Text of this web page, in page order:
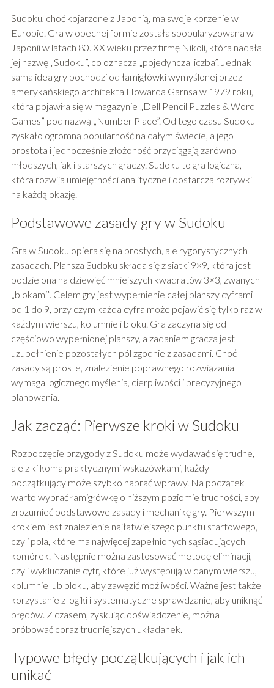
Sudoku, choć kojarzone z Japonią, ma swoje korzenie w
Europie. Gra w obecnej formie została spopularyzowana w
Japonii w latach 80. XX wieku przez firmę Nikoli, która nadała
jej nazwę „Sudoku”, co oznacza „pojedyncza liczba”. Jednak
sama idea gry pochodzi od łamigłówki wymyślonej przez
amerykańskiego architekta Howarda Garnsa w 1979 roku,
która pojawiła się w magazynie „Dell Pencil Puzzles & Word
Games” pod nazwą „Number Place”. Od tego czasu Sudoku
zyskało ogromną popularność na całym świecie, a jego
prostota i jednocześnie złożoność przyciągają zarówno
młodszych, jak i starszych graczy. Sudoku to gra logiczna,
która rozwija umiejętności analityczne i dostarcza rozrywki
na każdą okazję.
Podstawowe zasady gry w Sudoku
Gra w Sudoku opiera się na prostych, ale rygorystycznych
zasadach. Plansza Sudoku składa się z siatki 9×9, która jest
podzielona na dziewięć mniejszych kwadratów 3×3, zwanych
„blokami”. Celem gry jest wypełnienie całej planszy cyframi
od 1 do 9, przy czym każda cyfra może pojawić się tylko raz w
każdym wierszu, kolumnie i bloku. Gra zaczyna się od
częściowo wypełnionej planszy, a zadaniem gracza jest
uzupełnienie pozostałych pól zgodnie z zasadami. Choć
zasady są proste, znalezienie poprawnego rozwiązania
wymaga logicznego myślenia, cierpliwości i precyzyjnego
planowania.
Jak zacząć: Pierwsze kroki w Sudoku
Rozpoczęcie przygody z Sudoku może wydawać się trudne,
ale z kilkoma praktycznymi wskazówkami, każdy
początkujący może szybko nabrać wprawy. Na początek
warto wybrać łamigłówkę o niższym poziomie trudności, aby
zrozumieć podstawowe zasady i mechanikę gry. Pierwszym
krokiem jest znalezienie najłatwiejszego punktu startowego,
czyli pola, które ma najwięcej zapełnionych sąsiadujących
komórek. Następnie można zastosować metodę eliminacji,
czyli wykluczanie cyfr, które już występują w danym wierszu,
kolumnie lub bloku, aby zawęzić możliwości. Ważne jest także
korzystanie z logiki i systematyczne sprawdzanie, aby uniknąć
błędów. Z czasem, zyskując doświadczenie, można
próbować coraz trudniejszych układanek.
Typowe błędy początkujących i jak ich
unikać